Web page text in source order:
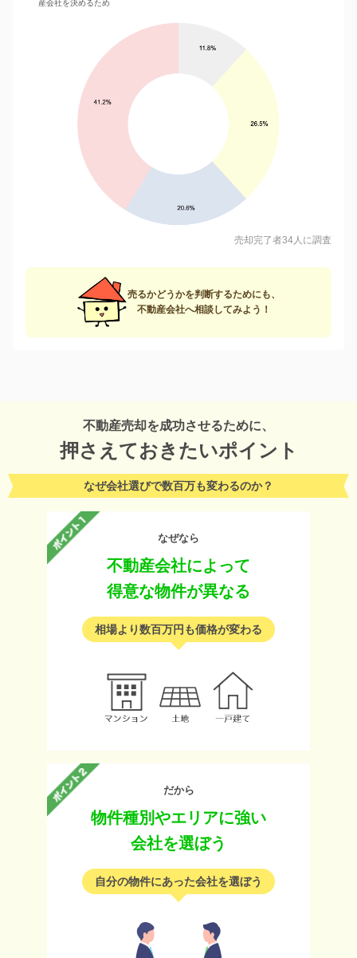
産会社を決めるため
売却完了者34人に調査
売るかどうかを判断するためにも、
不動産会社へ相談してみよう！
不動産売却を成功させるために、
押さえておきたいポイント
なぜ会社選びで数百万も変わるのか？
なぜなら
不動産会社によって
得意な物件が異なる
相場より数百万円も価格が変わる
だから
物件種別やエリアに強い
会社を選ぼう
自分の物件にあった会社を選ぼう